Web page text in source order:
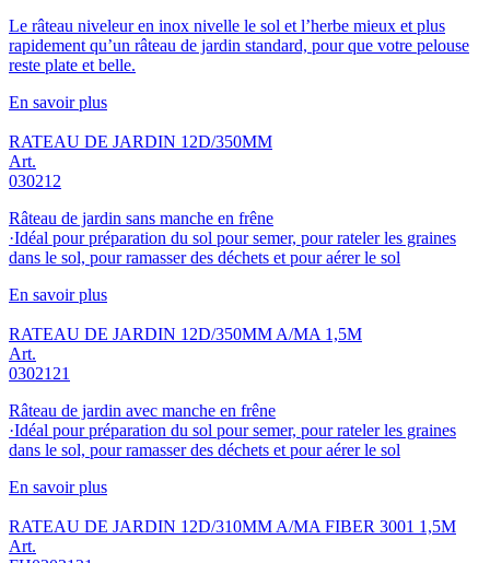
Le râteau niveleur en inox nivelle le sol et l’herbe mieux et plus
rapidement qu’un râteau de jardin standard, pour que votre pelouse
reste plate et belle.
En savoir plus
RATEAU DE JARDIN 12D/350MM
Art.
030212
Râteau de jardin sans manche en frêne
·Idéal pour préparation du sol pour semer, pour rateler les graines
dans le sol, pour ramasser des déchets et pour aérer le sol
En savoir plus
RATEAU DE JARDIN 12D/350MM A/MA 1,5M
Art.
0302121
Râteau de jardin avec manche en frêne
·Idéal pour préparation du sol pour semer, pour rateler les graines
dans le sol, pour ramasser des déchets et pour aérer le sol
En savoir plus
RATEAU DE JARDIN 12D/310MM A/MA FIBER 3001 1,5M
Art.